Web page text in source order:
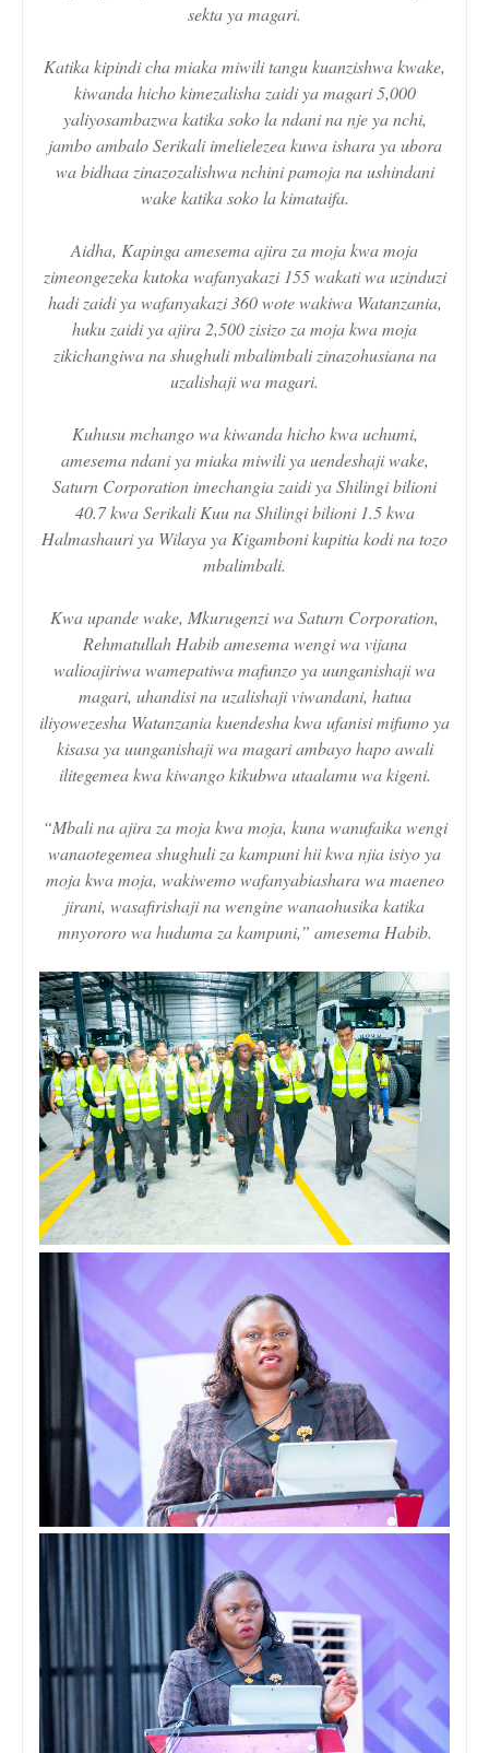
sekta ya magari.
Katika kipindi cha miaka miwili tangu kuanzishwa kwake,
kiwanda hicho kimezalisha zaidi ya magari 5,000
yaliyosambazwa katika soko la ndani na nje ya nchi,
jambo ambalo Serikali imelielezea kuwa ishara ya ubora
wa bidhaa zinazozalishwa nchini pamoja na ushindani
wake katika soko la kimataifa.
Aidha, Kapinga amesema ajira za moja kwa moja
zimeongezeka kutoka wafanyakazi 155 wakati wa uzinduzi
hadi zaidi ya wafanyakazi 360 wote wakiwa Watanzania,
huku zaidi ya ajira 2,500 zisizo za moja kwa moja
zikichangiwa na shughuli mbalimbali zinazohusiana na
uzalishaji wa magari.
Kuhusu mchango wa kiwanda hicho kwa uchumi,
amesema ndani ya miaka miwili ya uendeshaji wake,
Saturn Corporation imechangia zaidi ya Shilingi bilioni
40.7 kwa Serikali Kuu na Shilingi bilioni 1.5 kwa
Halmashauri ya Wilaya ya Kigamboni kupitia kodi na tozo
mbalimbali.
Kwa upande wake, Mkurugenzi wa Saturn Corporation,
Rehmatullah Habib amesema wengi wa vijana
walioajiriwa wamepatiwa mafunzo ya uunganishaji wa
magari, uhandisi na uzalishaji viwandani, hatua
iliyowezesha Watanzania kuendesha kwa ufanisi mifumo ya
kisasa ya uunganishaji wa magari ambayo hapo awali
ilitegemea kwa kiwango kikubwa utaalamu wa kigeni.
“Mbali na ajira za moja kwa moja, kuna wanufaika wengi
wanaotegemea shughuli za kampuni hii kwa njia isiyo ya
moja kwa moja, wakiwemo wafanyabiashara wa maeneo
jirani, wasafirishaji na wengine wanaohusika katika
mnyororo wa huduma za kampuni,” amesema Habib.